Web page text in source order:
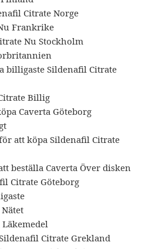
Citrate Norge
Frankrike
Nu Stockholm
billigaste Sildenafil Citrate
Billig
Caverta Göteborg
att köpa Sildenafil Citrate
beställa Caverta Över disken
Citrate Göteborg
Läkemedel
Citrate Grekland